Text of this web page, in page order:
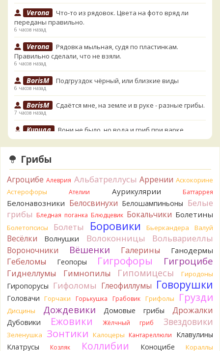
Verona
Что-то из рядовок. Цвета на фото вряд ли
переданы правильно.
6 часов назад
Verona
Рядовка мыльная, судя по пластинкам.
Правильно сделали, что не взяли.
6 часов назад
BorisM Подгруздок чёрный, или близкие виды
6 часов назад
BorisM Сдаётся мне, на земле и в руке - разные грибы.
7 часов назад
Кирилл
Вони не было, но вода и гриб при варке
начали желтеть. Выкинул. Большое спасибо.
8 часов назад
Кирилл
8 часов назад
Tatiana_A
Да. Но они не все безоговорочно
съедобны.
8 часов назад
Tatiana_A
В следующий раз вырвите его целиком и
разрежьте ножку вертикально. Именно вертикально.
Пожелтение у самого основания - значит, Ш. Желтокожий,
ядовит. Иногда полезно гриб сварить, Желтокожий и еще
несколько ядовитых начинают жутко вонять химией, и
8 часов назад
Кирилл
Спасибо, а можно быть хотя бы уверенным,
что это сыроежки? Полости в ножке нет, но центральная
часть видно, что другого цвета немного. Изменения цвета
на срезе нет. Росли на опушке под не старым дубом.
Кожица со шляпки вообще не снимается, вместо этого
обламываются края шляпки.
8 часов назад
Грибы
Агроцибе Алеврия Альбатреллусы Аррении Аскокорине
Астерофоры
Ателии Аурикулярии Баттаррея
Белонавозники Белосвинухи Белошампиньоны Белые
грибы Бледная поганка Блюдцевик Бокальчики Болетины
Болетопсисы Болеты Боровики Бьеркандера Валуй
Весёлки Волнушки Волоконницы Вольвариеллы
Вороночники Вёшенки Галерины Ганодермы
Гебеломы Геопоры Гигрофоры Гигроцибе
Гиднеллумы Гимнопилы Гипомицесы Гиродоны
Гиропорусы Гифоломы Глеофиллумы Говорушки
Головачи Горчаки Горькушка Грабовик Грифолы Грузди
Дисцины Дождевики Домовые грибы Дрожалки
Дубовики Ежовики Жёлчный гриб Звездовики
Зеленушка Зонтики Калоцеры Кантареллюли
Клавулины
Клатрусы
Козляк Коллибии Коноцибе Кораллы